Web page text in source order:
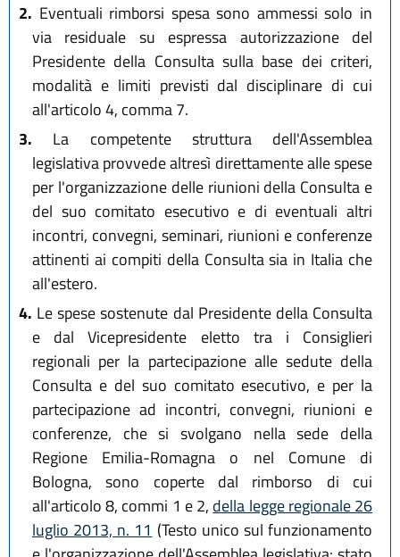
2. Eventuali rimborsi spesa sono ammessi solo in
via residuale su espressa autorizzazione del
Presidente della Consulta sulla base dei criteri,
modalità e limiti previsti dal disciplinare di cui
all'articolo 4, comma 7.
3. La competente struttura dell'Assemblea
legislativa provvede altresì direttamente alle spese
per l'organizzazione delle riunioni della Consulta e
del suo comitato esecutivo e di eventuali altri
incontri, convegni, seminari, riunioni e conferenze
attinenti ai compiti della Consulta sia in Italia che
all'estero.
4. Le spese sostenute dal Presidente della Consulta
e dal Vicepresidente eletto tra i Consiglieri
regionali per la partecipazione alle sedute della
Consulta e del suo comitato esecutivo, e per la
partecipazione ad incontri, convegni, riunioni e
conferenze, che si svolgano nella sede della
Regione Emilia-Romagna o nel Comune di
Bologna, sono coperte dal rimborso di cui
all'articolo 8, commi 1 e 2, della legge regionale 26
luglio 2013, n. 11 (Testo unico sul funzionamento